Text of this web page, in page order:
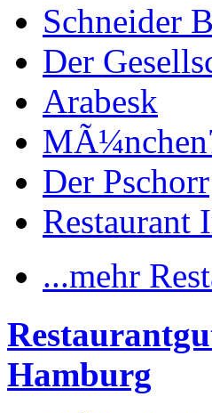
Schneider
Der
Arabesk
Der Pschorr
Restaurant
...mehr
Hamburg